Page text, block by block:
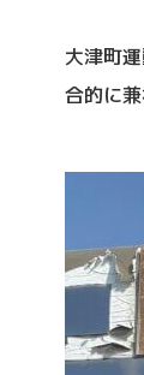
大津町
合的に